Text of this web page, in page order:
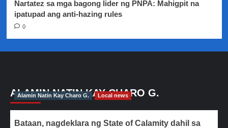
Nartatez sa mga bagong lider ng PNPA: Mahigpit na
ipatupad ang anti-hazing rules
0
ALAMIN NATIN KAY CHARO G.
Alamin Natin Kay Charo G. Local news
Bataan, nagdeklara ng State of Calamity dahil sa